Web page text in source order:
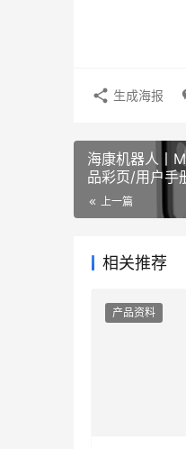
生成海报
海康机器人丨
品彩页/用户手
上一篇
相关推荐
产品资料